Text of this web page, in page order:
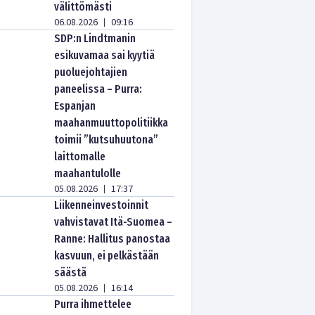
välittömästi
06.08.2026 | 09:16
SDP:n Lindtmanin
esikuvamaa sai kyytiä
puoluejohtajien
paneelissa – Purra:
Espanjan
maahanmuuttopolitiikka
toimii ”kutsuhuutona”
laittomalle
maahantulolle
05.08.2026 | 17:37
Liikenneinvestoinnit
vahvistavat Itä-Suomea –
Ranne: Hallitus panostaa
kasvuun, ei pelkästään
säästä
05.08.2026 | 16:14
Purra ihmettelee